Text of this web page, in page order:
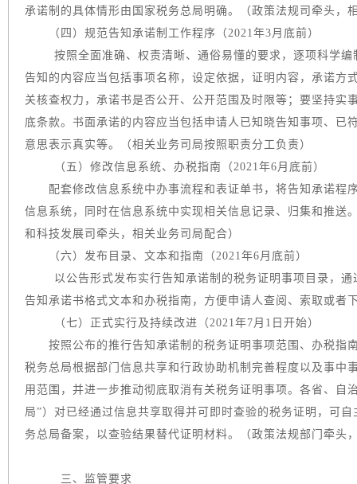
承诺制的具体情形由国家税务总局明确。（政策法规司牵头，
（四）规范告知承诺制工作程序（2021年3月底前）
按照全面准确、权责清晰、通俗易懂的要求，逐项科学
告知的内容应当包括事项名称，设定依据，证明内容，承诺方
关核查权力，承诺书是否公开、公开范围及时限等；要坚持实
底条款。书面承诺的内容应当包括申请人已知晓告知事项、已
意思表示真实等。（相关业务司局按照职责分工负责）
（五）修改信息系统、办税指南（2021年6月底前）
配套修改信息系统中办事流程和表证单书，将告知承诺程
信息系统，同时在信息系统中实现相关信息记录、归集和推送
和科技发展司牵头，相关业务司局配合）
（六）发布目录、文本和指南（2021年6月底前）
以公告形式发布实行告知承诺制的税务证明事项目录，
告知承诺书格式文本和办税指南，方便申请人查阅、索取或者
（七）正式实行及持续改进（2021年7月1日开始）
按照公布的推行告知承诺制的税务证明事项范围、办税指
税务总局根据部门信息共享和行政协助机制完善程度以及事中
用范围，并进一步推动彻底取消有关税务证明事项。各省、自
局”）对已经通过信息共享取得并可即时查验的税务证明，可
务总局备案，以查验结果替代证明材料。（政策法规部门牵头
三、监管要求